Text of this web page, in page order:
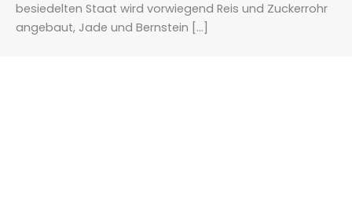
besiedelten Staat wird vorwiegend Reis und Zuckerrohr
angebaut, Jade und Bernstein […]